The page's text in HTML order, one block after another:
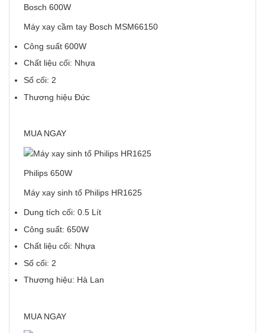
Bosch 600W
Máy xay cầm tay Bosch MSM66150
Công suất 600W
Chất liệu cối: Nhựa
Số cối: 2
Thương hiệu Đức
MUA NGAY
Philips 650W
Máy xay sinh tố Philips HR1625
Dung tích cối: 0.5 Lít
Công suất: 650W
Chất liệu cối: Nhựa
Số cối: 2
Thương hiệu: Hà Lan
MUA NGAY